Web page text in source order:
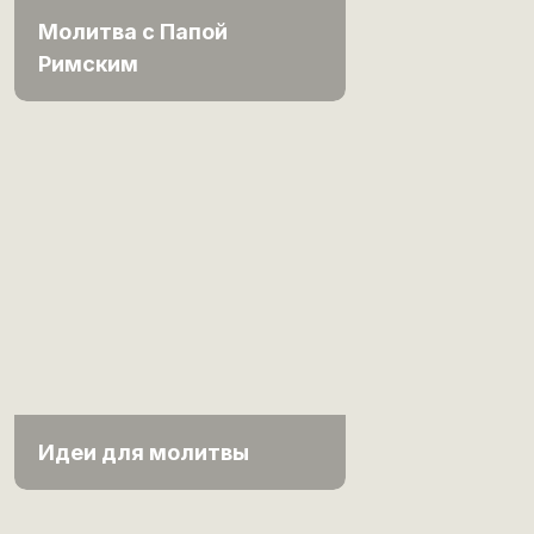
Молитва с Папой
Римским
Идеи для молитвы